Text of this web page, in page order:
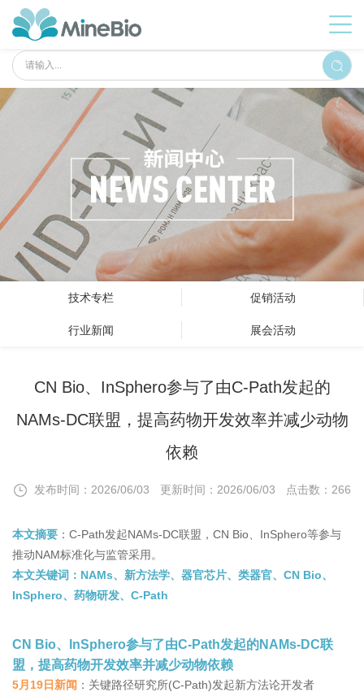
技术专栏 促销活动
行业新闻 展会活动
CN Bio、InSphero参与了由C-Path发起的
NAMs-DC联盟，提高药物开发效率并减少动物
依赖
发布时间：2026/06/03 更新时间：2026/06/03 点击数：266
本文摘要 ：C-Path发起NAMs-DC联盟，CN Bio、InSphero等参与
推动NAM标准化与监管采用。
本文关键词 ：NAMs、新方法学、器官芯片、类器官、CN Bio、
InSphero、药物研发、C-Path
CN Bio、InSphero参与了由C-Path发起的NAMs-DC联
盟，提高药物开发效率并减少动物依赖
5月19日新闻 ：关键路径研究所(C-Path)发起新方法论开发者